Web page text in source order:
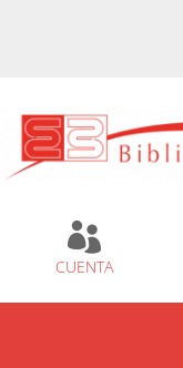

CUENTA